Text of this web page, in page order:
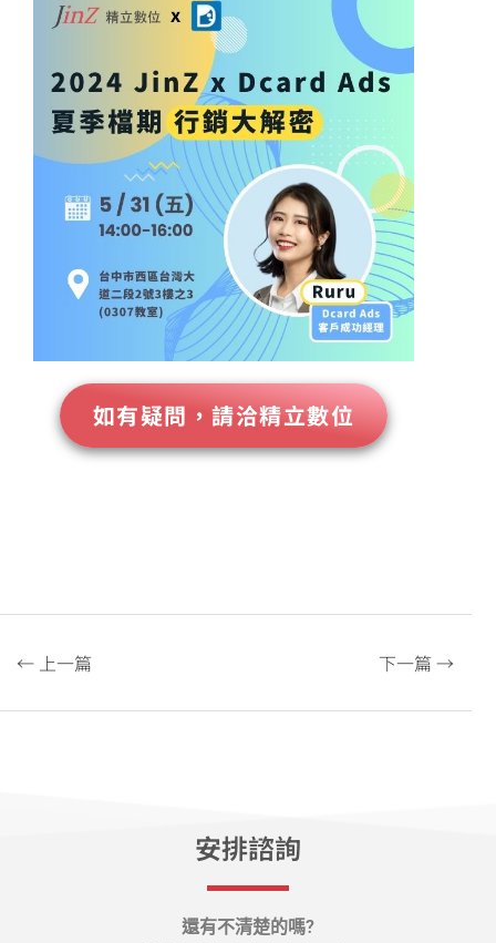
如有疑問，請洽精立數位
← 上一篇 下一篇 →
安排諮詢
還有不清楚的嗎?